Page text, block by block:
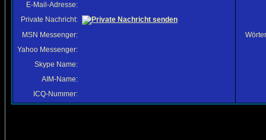
E-Mail-Adresse:
Private Nachricht:
MSN Messenger:
Yahoo Messenger:
Skype Name:
AIM-Name:
ICQ-Nummer: